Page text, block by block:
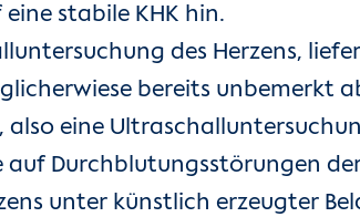
stabile KHK hin.
des Herzens,
bereits unbemerkt
eine
Durchblutungsstörungen
unter künstlich erzeugter